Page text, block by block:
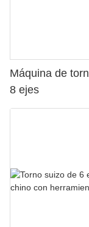
Máquina de
8 ejes